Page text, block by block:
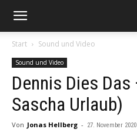
Start Sound und Video
Sound und Video
Dennis Dies
Sascha Urlaub)
Von Jonas Hellberg - 27. November 2020